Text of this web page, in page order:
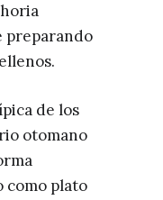
preparando
de los
otomano
como plato